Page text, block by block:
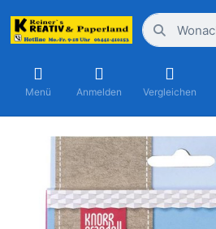
Menü Anmelden Vergleichen